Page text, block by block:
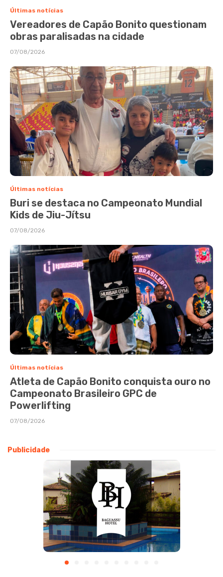
Últimas notícias
Vereadores de Capão Bonito questionam
obras paralisadas na cidade
07/08/2026
Últimas notícias
Buri se destaca no Campeonato Mundial
Kids de Jiu-Jítsu
07/08/2026
Últimas notícias
Atleta de Capão Bonito conquista ouro no
Campeonato Brasileiro GPC de
Powerlifting
07/08/2026
Publicidade